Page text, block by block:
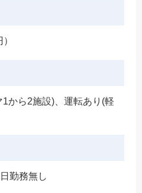
から2施設)、運転あり(軽
勤務無し